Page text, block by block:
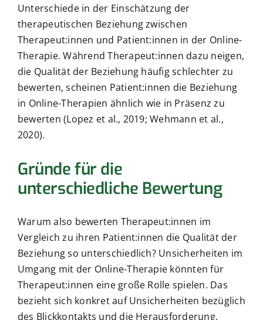
Unterschiede in der Einschätzung der
therapeutischen Beziehung zwischen
Therapeut:innen und Patient:innen in der Online-
Therapie. Während Therapeut:innen dazu neigen,
die Qualität der Beziehung häufig schlechter zu
bewerten, scheinen Patient:innen die Beziehung
in Online-Therapien ähnlich wie in Präsenz zu
bewerten (Lopez et al., 2019; Wehmann et al.,
2020).
Gründe für die
unterschiedliche Bewertung
Warum also bewerten Therapeut:innen im
Vergleich zu ihren Patient:innen die Qualität der
Beziehung so unterschiedlich? Unsicherheiten im
Umgang mit der Online-Therapie könnten für
Therapeut:innen eine große Rolle spielen. Das
bezieht sich konkret auf Unsicherheiten bezüglich
des Blickkontakts und die Herausforderung,